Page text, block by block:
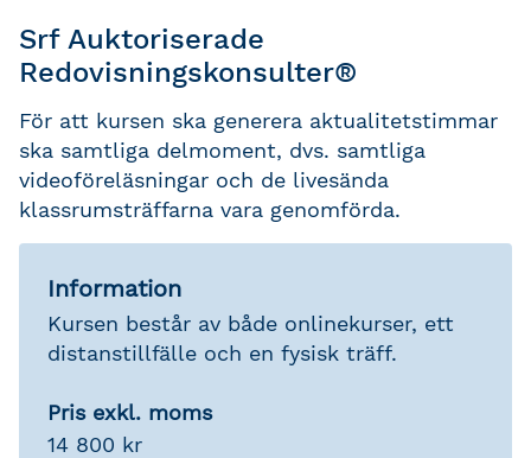
Srf Auktoriserade
Redovisningskonsulter®
För att kursen ska generera aktualitetstimmar
ska samtliga delmoment, dvs. samtliga
videoföreläsningar och de livesända
klassrumsträffarna vara genomförda.
Information
Kursen består av både onlinekurser, ett
distanstillfälle och en fysisk träff.
Pris exkl. moms
14 800 kr